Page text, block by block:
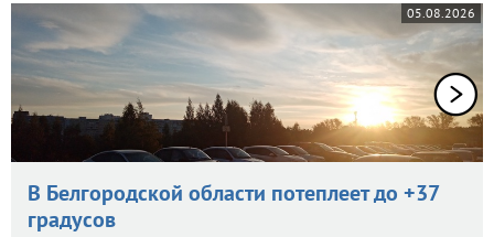
05.08.2026
В Белгородской области потеплеет до +37
градусов